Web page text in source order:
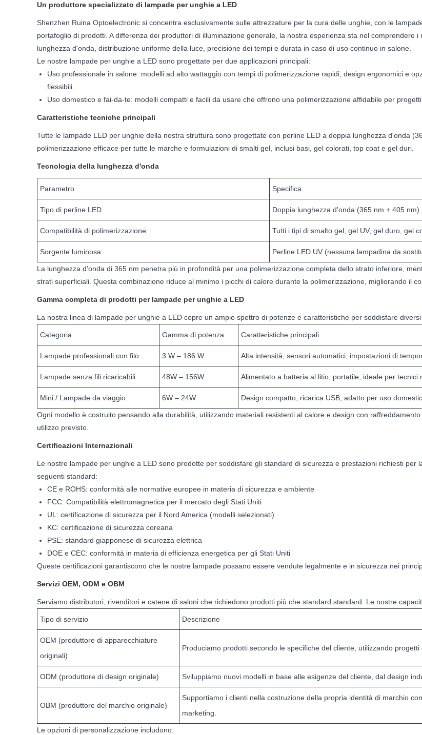
Un produttore specializzato di lampade per unghie a LED
Shenzhen Ruina Optoelectronic si concentra esclusivamente sulle attrezzature per la cura delle unghie, con le
portafoglio di prodotti. A differenza dei produttori di illuminazione generale, la nostra esperienza sta nel comprendere
lunghezza d'onda, distribuzione uniforme della luce, precisione dei tempi e durata in caso di uso continuo in salone.
Le nostre lampade per unghie a LED sono progettate per due applicazioni principali:
Uso professionale in salone: ​​modelli ad alto wattaggio con tempi di polimerizzazione rapidi, design ergonomici e
flessibili.
Uso domestico e fai-da-te: modelli compatti e facili da usare che offrono una polimerizzazione affidabile per
Caratteristiche tecniche principali
Tutte le lampade LED per unghie della nostra struttura sono progettate con perline LED a doppia lunghezza d'onda
polimerizzazione efficace per tutte le marche e formulazioni di smalti gel, inclusi basi, gel colorati, top coat e gel duri.
Tecnologia della lunghezza d'onda
Parametro Specifica
Tipo di perline LED Doppia lunghezza d'onda (365 nm + 405 nm)
Compatibilità di polimerizzazione Tutti i tipi di smalto gel, gel UV, gel duro, gel
Sorgente luminosa Perline LED UV (nessuna lampadina da
La lunghezza d'onda di 365 nm penetra più in profondità per una polimerizzazione completa dello strato inferiore,
strati superficiali. Questa combinazione riduce al minimo i picchi di calore durante la polimerizzazione, migliorando il
Gamma completa di prodotti per lampade per unghie a LED
La nostra linea di lampade per unghie a LED copre un ampio spettro di potenze e caratteristiche per soddisfare
Categoria Gamma di potenza Caratteristiche principali
Lampade professionali con filo 3 W – 186 W Alta intensità, sensori automatici, impostazioni di
Lampade senza fili ricaricabili 48W – 156W Alimentato a batteria al litio, portatile, ideale per tecnici
Mini / Lampade da viaggio 6W – 24W Design compatto, ricarica USB, adatto per uso
Ogni modello è costruito pensando alla durabilità, utilizzando materiali resistenti al calore e design con
utilizzo previsto.
Certificazioni Internazionali
Le nostre lampade per unghie a LED sono prodotte per soddisfare gli standard di sicurezza e prestazioni richiesti
seguenti standard:
CE e ROHS: conformità alle normative europee in materia di sicurezza e ambiente
FCC: Compatibilità elettromagnetica per il mercato degli Stati Uniti
UL: certificazione di sicurezza per il Nord America (modelli selezionati)
KC: certificazione di sicurezza coreana
PSE: standard giapponese di sicurezza elettrica
DOE e CEC: conformità in materia di efficienza energetica per gli Stati Uniti
Queste certificazioni garantiscono che le nostre lampade possano essere vendute legalmente e in sicurezza nei
Servizi OEM, ODM e OBM
Serviamo distributori, rivenditori e catene di saloni che richiedono prodotti più che standard standard. Le nostre
Tipo di servizio Descrizione
OEM (produttore di apparecchiature
originali)
Produciamo prodotti secondo le specifiche del cliente, utilizzando
ODM (produttore di design originale) Sviluppiamo nuovi modelli in base alle esigenze del cliente, dal design
OBM (produttore del marchio originale)
Supportiamo i clienti nella costruzione della propria identità di marchio
marketing.
Le opzioni di personalizzazione includono: